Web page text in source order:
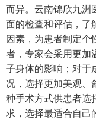
而异。云南锦欣九洲
面的检查和评估，了
因素，为患者制定个
者，专家会采用更加
子身体的影响；对于
况，选择更加美观、
种手术方式供患者选
求，选择最适合自己